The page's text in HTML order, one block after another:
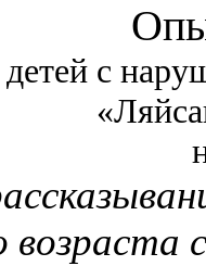
детей с
возраста